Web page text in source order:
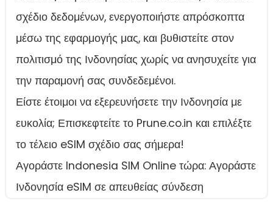
σχέδιο δεδομένων, ενεργοποιήστε απρόσκοπτα
μέσω της εφαρμογής μας, και βυθιστείτε στον
πολιτισμό της Ινδονησίας χωρίς να ανησυχείτε για
την παραμονή σας συνδεδεμένοι.
Είστε έτοιμοι να εξερευνήσετε την Ινδονησία με
ευκολία; Επισκεφτείτε το Prune.co.in και επιλέξτε
το τέλειο eSIM σχέδιο σας σήμερα!
Αγοράστε Indonesia SIM Online τώρα: Αγοράστε
Ινδονησία eSIM σε απευθείας σύνδεση